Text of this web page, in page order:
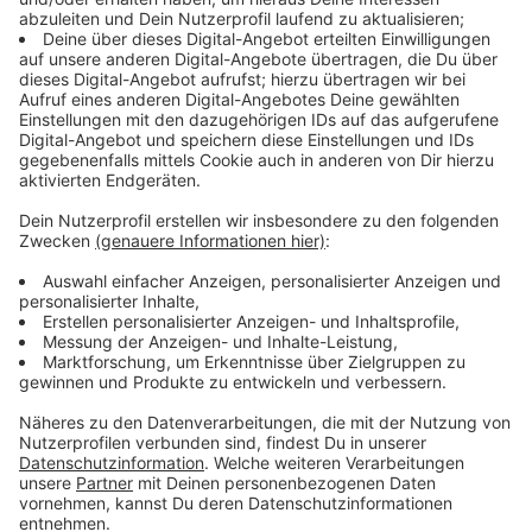
Zwischen 100 und 120 Pakete stehen für Caro in der
Vorweihnachtszeit auf dem täglichen Plan. Das heißt
bis zu 600 Haushalte warten auf die Lieferung der
Postbotin.Unser RADIO WMW Reporter Mike Fabio
Schöning hat Caro mal einen Tag in der zeit jetzt
vor Heiligabend begleitet.